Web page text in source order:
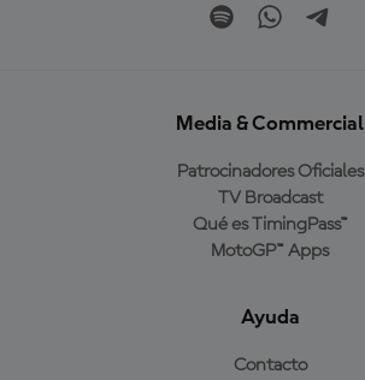
Media & Commercial
Patrocinadores Oficiales
TV Broadcast
Qué es TimingPass™
MotoGP™ Apps
Ayuda
Contacto